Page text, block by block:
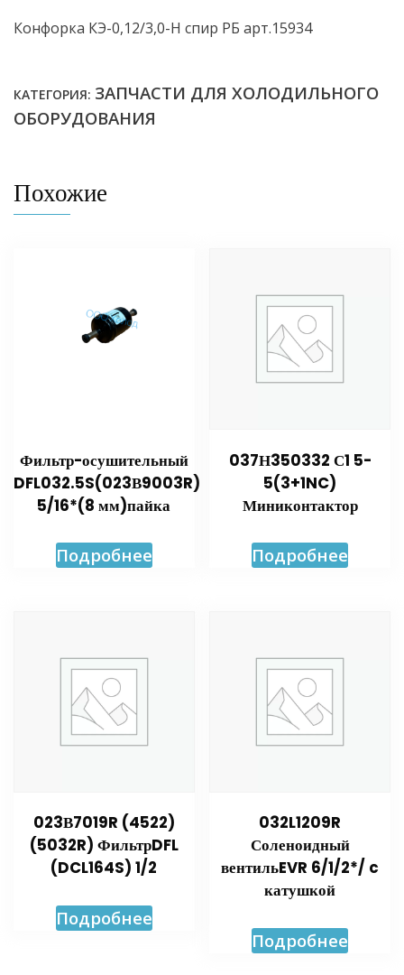
Конфорка КЭ-0,12/3,0-Н спир РБ арт.15934
КАТЕГОРИЯ: ЗАПЧАСТИ ДЛЯ ХОЛОДИЛЬНОГО
ОБОРУДОВАНИЯ
Похожие
Фильтр-осушительный
DFL032.5S(023В9003R)
5/16*(8 мм)пайка
Подробнее
037Н350332 С1 5-
5(3+1NC)
Миниконтактор
Подробнее
023В7019R (4522)
(5032R) ФильтрDFL
(DCL164S) 1/2
Подробнее
032L1209R
Соленоидный
вентильEVR 6/1/2*/ c
катушкой
Подробнее